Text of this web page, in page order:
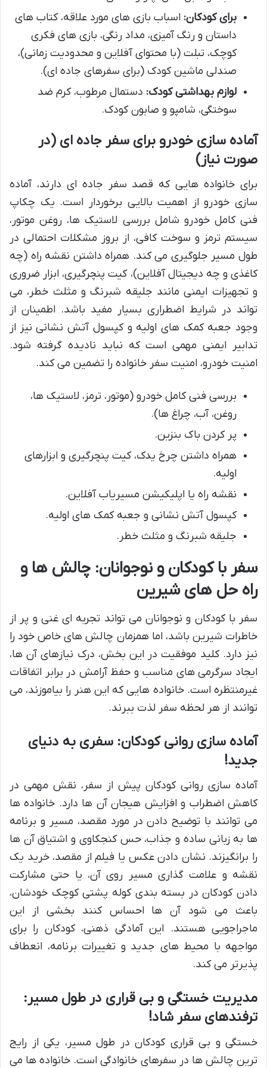
برای کودکان: اسباب بازی های مورد علاقه، کتاب های
داستان و رنگ آمیزی، مداد رنگی، بازی های فکری
کوچک، تبلت (با محتوای آفلاین و محدودیت زمانی)،
صندلی ماشین کودک (برای سفرهای جاده ای).
لوازم بهداشتی کودک: دستمال مرطوب، کرم ضد
سوختگی، شامپو و صابون کودک.
آماده سازی خودرو برای سفر جاده ای (در
صورت نیاز)
برای خانواده هایی که قصد سفر جاده ای دارند، آماده
سازی خودرو از اهمیت بالایی برخوردار است. یک چکاپ
فنی کامل خودرو شامل بررسی لاستیک ها، روغن موتور،
سیستم ترمز و سوخت کافی، از بروز مشکلات احتمالی در
طول مسیر جلوگیری می کند. همراه داشتن نقشه راه (چه
کاغذی و چه دیجیتال آفلاین)، کیت پنچرگیری، ابزار ضروری
و تجهیزات ایمنی مانند جلیقه شبرنگ و مثلث خطر، می
تواند در شرایط اضطراری بسیار مفید باشد. اطمینان از
وجود جعبه کمک های اولیه و کپسول آتش نشانی نیز از
تدابیر ایمنی مهمی است که نباید نادیده گرفته شود.
امنیت خودرو، امنیت سفر خانواده را تضمین می کند.
بررسی فنی کامل خودرو (موتور، ترمز، لاستیک ها،
روغن، آب، چراغ ها).
پر کردن باک بنزین.
همراه داشتن چرخ یدک، کیت پنچرگیری و ابزارهای
اولیه.
نقشه راه یا اپلیکیشن مسیریاب آفلاین.
کپسول آتش نشانی و جعبه کمک های اولیه.
جلیقه شبرنگ و مثلث خطر.
سفر با کودکان و نوجوانان: چالش ها و
راه حل های شیرین
سفر با کودکان و نوجوانان می تواند تجربه ای غنی و پر از
خاطرات شیرین باشد، اما همزمان چالش های خاص خود را
نیز دارد. کلید موفقیت در این بخش، درک نیازهای آن ها،
ایجاد سرگرمی های مناسب و حفظ آرامش در برابر اتفاقات
غیرمنتظره است. خانواده هایی که این هنر را بیاموزند، می
توانند از هر لحظه سفر لذت ببرند.
آماده سازی روانی کودکان: سفری به دنیای
جدید!
آماده سازی روانی کودکان پیش از سفر، نقش مهمی در
کاهش اضطراب و افزایش هیجان آن ها دارد. خانواده ها
می توانند با توضیح دادن در مورد مقصد، مسیر و برنامه
ها به زبانی ساده و جذاب، حس کنجکاوی و اشتیاق آن ها
را برانگیزند. نشان دادن عکس یا فیلم از مقصد، خرید یک
نقشه و علامت گذاری مسیر روی آن، یا حتی مشارکت
دادن کودکان در بسته بندی کوله پشتی کوچک خودشان،
باعث می شود آن ها احساس کنند بخشی از این
ماجراجویی هستند. این آمادگی ذهنی، کودکان را برای
مواجهه با محیط های جدید و تغییرات برنامه، انعطاف
پذیرتر می کند.
مدیریت خستگی و بی قراری در طول مسیر:
ترفندهای سفر شاد!
خستگی و بی قراری کودکان در طول مسیر، یکی از رایج
ترین چالش ها در سفرهای خانوادگی است. خانواده ها می